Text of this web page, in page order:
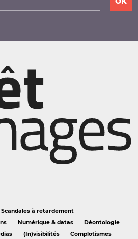
Scandales à retardement
Numérique & datas
Déontologie
(In)visibilités
Complotismes